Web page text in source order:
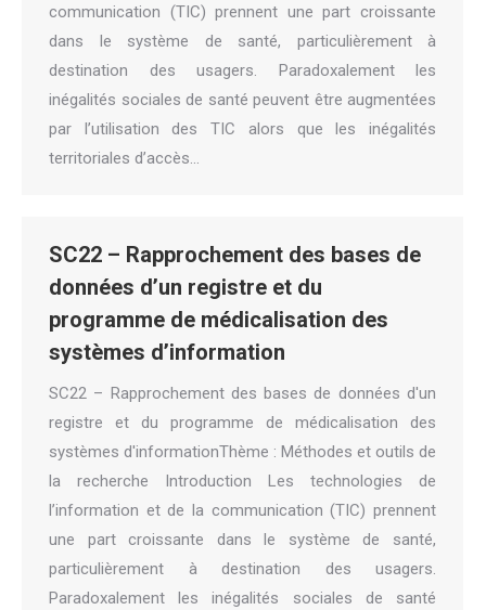
communication (TIC) prennent une part croissante
dans le système de santé, particulièrement à
destination des usagers. Paradoxalement les
inégalités sociales de santé peuvent être augmentées
par l’utilisation des TIC alors que les inégalités
territoriales d’accès…
SC22 – Rapprochement des bases de
données d’un registre et du
programme de médicalisation des
systèmes d’information
SC22 – Rapprochement des bases de données d'un
registre et du programme de médicalisation des
systèmes d'informationThème : Méthodes et outils de
la recherche Introduction Les technologies de
l’information et de la communication (TIC) prennent
une part croissante dans le système de santé,
particulièrement à destination des usagers.
Paradoxalement les inégalités sociales de santé